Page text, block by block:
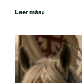
Leer más »